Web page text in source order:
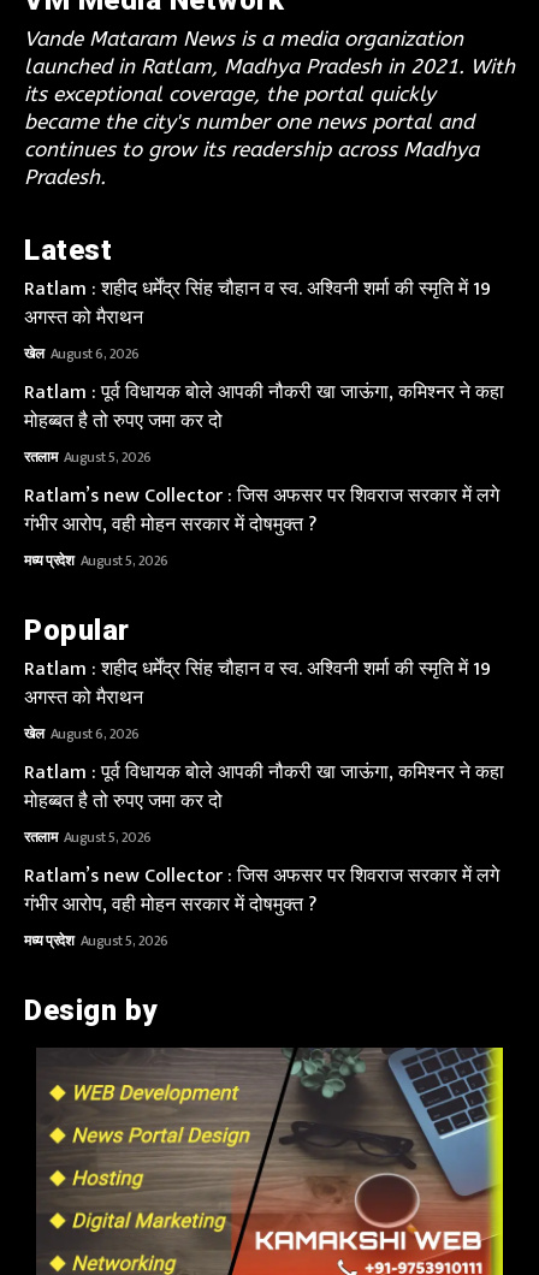
Vande Mataram News is a media organization
launched in Ratlam, Madhya Pradesh in 2021. With
its exceptional coverage, the portal quickly
became the city's number one news portal and
continues to grow its readership across Madhya
Pradesh.
Latest
Ratlam : शहीद धर्मेंद्र सिंह चौहान व स्व. अश्विनी शर्मा की स्मृति में 19
अगस्त को मैराथन
खेल August 6, 2026
Ratlam : पूर्व विधायक बोले आपकी नौकरी खा जाऊंगा, कमिश्नर ने कहा
मोहब्बत है तो रुपए जमा कर दो
रतलाम August 5, 2026
Ratlam’s new Collector : जिस अफसर पर शिवराज सरकार में लगे
गंभीर आरोप, वही मोहन सरकार में दोषमुक्त ?
मध्य प्रदेश August 5, 2026
Popular
Ratlam : शहीद धर्मेंद्र सिंह चौहान व स्व. अश्विनी शर्मा की स्मृति में 19
अगस्त को मैराथन
खेल August 6, 2026
Ratlam : पूर्व विधायक बोले आपकी नौकरी खा जाऊंगा, कमिश्नर ने कहा
मोहब्बत है तो रुपए जमा कर दो
रतलाम August 5, 2026
Ratlam’s new Collector : जिस अफसर पर शिवराज सरकार में लगे
गंभीर आरोप, वही मोहन सरकार में दोषमुक्त ?
मध्य प्रदेश August 5, 2026
Design by